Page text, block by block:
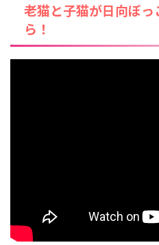
老猫と子猫が日向ぼ
ら！